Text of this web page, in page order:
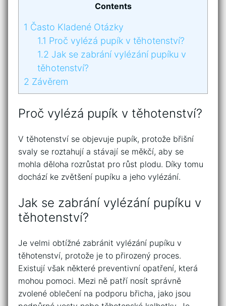
Contents
1 Často Kladené Otázky
1.1 Proč vylézá pupík v těhotenství?
1.2 Jak se zabrání vylézání pupíku v
těhotenství?
2 Závěrem
Proč vylézá pupík v těhotenství?
V těhotenství se objevuje pupík, protože břišní
svaly se roztahují a stávají se měkčí, aby se
mohla děloha rozrůstat pro růst plodu. Díky tomu
dochází ke zvětšení pupíku a jeho vylézání.
Jak se zabrání vylézání pupíku v
těhotenství?
Je velmi obtížné zabránit vylézání pupíku v
těhotenství, protože je to přirozený proces.
Existují však některé preventivní opatření, která
mohou pomoci. Mezi ně patří nosít správně
zvolené oblečení na podporu břicha, jako jsou